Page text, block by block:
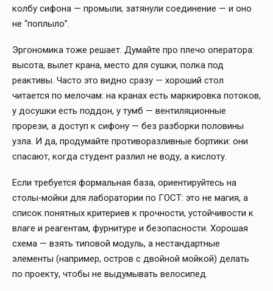
колбу сифона — промыли; затянули соединение — и оно
не “поплыло”.
Эргономика тоже решает. Думайте про плечо оператора:
высота, вылет крана, место для сушки, полка под
реактивы. Часто это видно сразу — хороший стол
читается по мелочам: на кранах есть маркировка потоков,
у досушки есть поддон, у тумб — вентиляционные
прорези, а доступ к сифону — без разборки половины
узла. И да, продумайте противоразливные бортики: они
спасают, когда студент разлил не воду, а кислоту.
Если требуется формальная база, ориентируйтесь на
столы‑мойки для лаборатории по ГОСТ: это не магия, а
список понятных критериев к прочности, устойчивости к
влаге и реагентам, фурнитуре и безопасности. Хорошая
схема — взять типовой модуль, а нестандартные
элементы (например, остров с двойной мойкой) делать
по проекту, чтобы не выдумывать велосипед.